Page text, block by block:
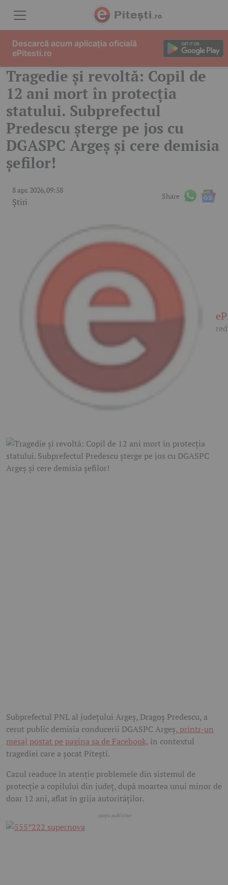
Tragedie și revoltă: Copil de
12 ani mort în protecția
statului. Subprefectul
Predescu șterge pe jos cu
DGASPC Argeș și cere demisia
șefilor!
8 apr. 2026, 09:58
Știri
Share
Subprefectul PNL al județului Argeș, Dragoș Predescu, a
cerut public demisia conducerii DGASPC Argeș, printr-un
mesaj postat pe pagina sa de Facebook, în contextul
tragediei care a șocat Pitești.
Cazul readuce în atenție problemele din sistemul de
protecție a copilului din județ, după moartea unui minor de
doar 12 ani, aflat în grija autorităților.
Descarcă acum aplicația oficială
ePitesti.ro